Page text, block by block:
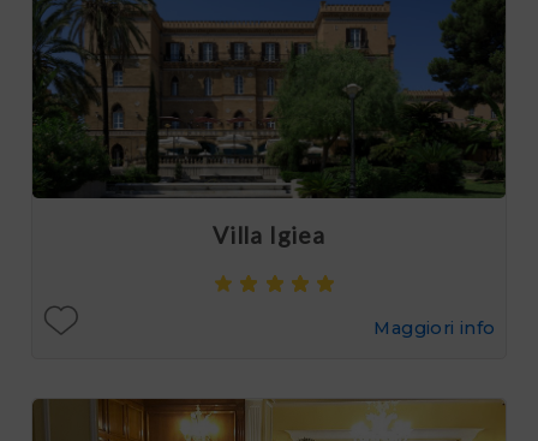
Villa Igiea
Maggiori info